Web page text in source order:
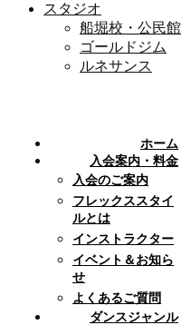
スタジオ
船堀校・公民館
ゴールドジム
ルネサンス
ホーム
入会案内・料金
入会のご案内
フレックススタイ
ルとは
インストラクター
イベント＆お知ら
せ
よくあるご質問
ダンスジャンル